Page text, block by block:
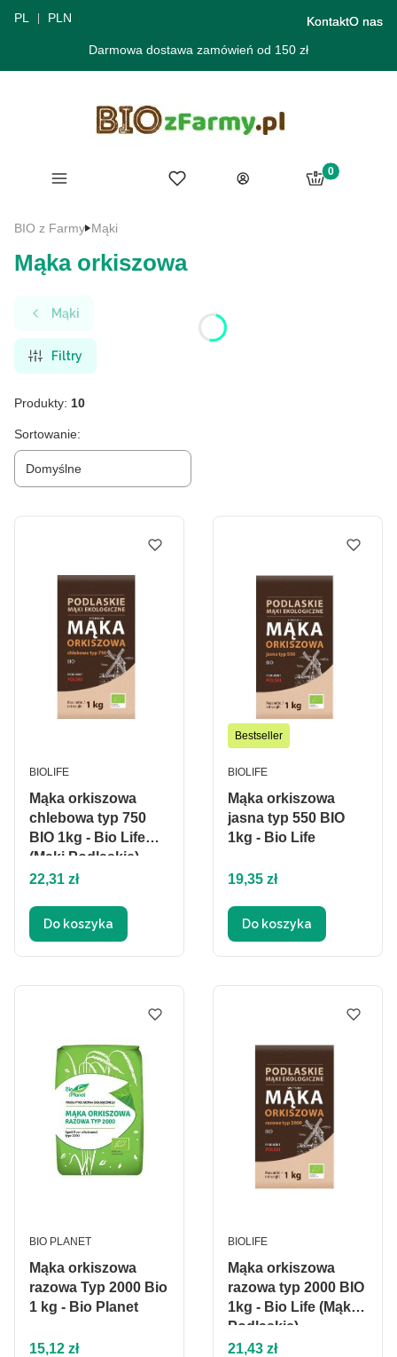
PL PLN KontaktO nas
Darmowa dostawa zamówień od 150 zł
Menu Ulubione
Zaloguj się
Produkty w
Koszyk
BIO z Farmy Mąki
Mąka orkiszowa
Mąki
Filtry
Produkty: 10
Lista produktów
Sortowanie:
Domyślne
Mąka orkiszowa
chlebowa typ 750
BIO 1kg - Bio Life
(Mąki Podlaskie)
PRODUCENT
BIOLIFE
Cena
22,31 zł
Do koszyka
Bestseller
Mąka orkiszowa
jasna typ 550 BIO
1kg - Bio Life
PRODUCENT
BIOLIFE
Cena
19,35 zł
Do koszyka
Mąka orkiszowa
razowa Typ 2000 Bio
1 kg - Bio Planet
PRODUCENT
BIO PLANET
Cena
15,12 zł
Mąka orkiszowa
razowa typ 2000 BIO
1kg - Bio Life (Mąki
Podlaskie)
PRODUCENT
BIOLIFE
Cena
21,43 zł